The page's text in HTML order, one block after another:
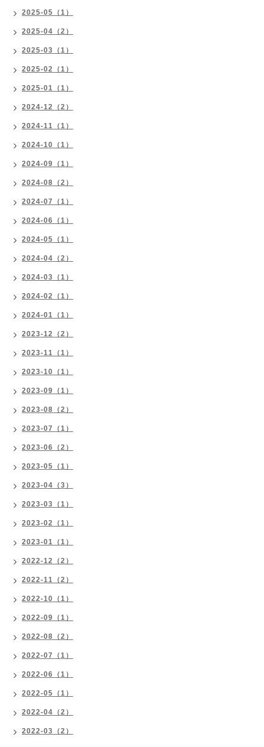
2025-05（1）
2025-04（2）
2025-03（1）
2025-02（1）
2025-01（1）
2024-12（2）
2024-11（1）
2024-10（1）
2024-09（1）
2024-08（2）
2024-07（1）
2024-06（1）
2024-05（1）
2024-04（2）
2024-03（1）
2024-02（1）
2024-01（1）
2023-12（2）
2023-11（1）
2023-10（1）
2023-09（1）
2023-08（2）
2023-07（1）
2023-06（2）
2023-05（1）
2023-04（3）
2023-03（1）
2023-02（1）
2023-01（1）
2022-12（2）
2022-11（2）
2022-10（1）
2022-09（1）
2022-08（2）
2022-07（1）
2022-06（1）
2022-05（1）
2022-04（2）
2022-03（2）